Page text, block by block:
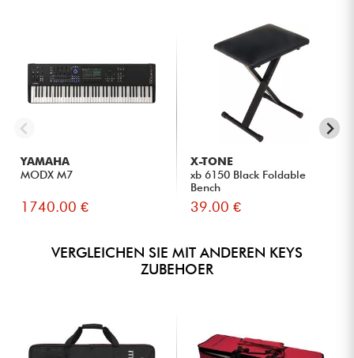
YAMAHA
MODX M7
1740.00 €
X-TONE
xb 6150 Black Foldable
Bench
39.00 €
VERGLEICHEN SIE MIT ANDEREN KEYS
ZUBEHOER